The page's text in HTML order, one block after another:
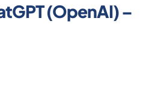
(OpenAI) –